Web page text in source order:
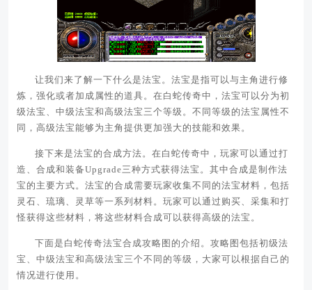
让我们来了解一下什么是法宝。法宝是指可以与主角进行修
炼，强化或者加成属性的道具。在白蛇传奇中，法宝可以分为初
级法宝、中级法宝和高级法宝三个等级。不同等级的法宝属性不
同，高级法宝能够为主角提供更加强大的技能和效果。
接下来是法宝的合成方法。在白蛇传奇中，玩家可以通过打
造、合成和装备Upgrade三种方式获得法宝。其中合成是制作法
宝的主要方式。法宝的合成需要玩家收集不同的法宝材料，包括
灵石、琉璃、灵草等一系列材料。玩家可以通过购买、采集和打
怪获得这些材料，将这些材料合成可以获得高级的法宝。
下面是白蛇传奇法宝合成攻略图的介绍。攻略图包括初级法
宝、中级法宝和高级法宝三个不同的等级，大家可以根据自己的
情况进行使用。